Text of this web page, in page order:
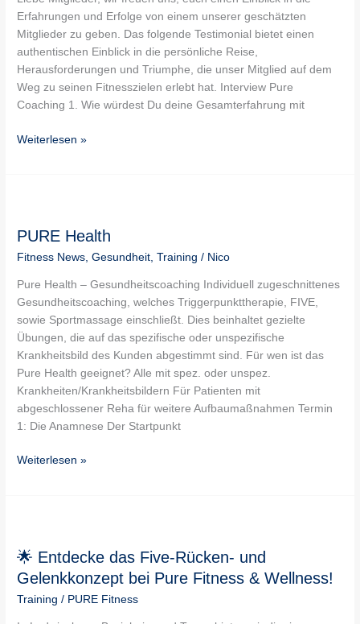
Erfahrungen und Erfolge von einem unserer geschätzten
Mitglieder zu geben. Das folgende Testimonial bietet einen
authentischen Einblick in die persönliche Reise,
Herausforderungen und Triumphe, die unser Mitglied auf dem
Weg zu seinen Fitnesszielen erlebt hat. Interview Pure
Coaching 1. Wie würdest Du deine Gesamterfahrung mit
Weiterlesen »
PURE Health
Fitness News,Gesundheit,Training / Nico
Pure Health – Gesundheitscoaching Individuell zugeschnittenes
Gesundheitscoaching, welches Triggerpunkttherapie, FIVE,
sowie Sportmassage einschließt. Dies beinhaltet gezielte
Übungen, die auf das spezifische oder unspezifische
Krankheitsbild des Kunden abgestimmt sind. Für wen ist das
Pure Health geeignet? Alle mit spez. oder unspez.
Krankheiten/Krankheitsbildern Für Patienten mit
abgeschlossener Reha für weitere Aufbaumaßnahmen Termin
1: Die Anamnese Der Startpunkt
Weiterlesen »
🌟 Entdecke das Five-Rücken- und
Gelenkkonzept bei Pure Fitness & Wellness!
Training / PURE Fitness
das
Five-